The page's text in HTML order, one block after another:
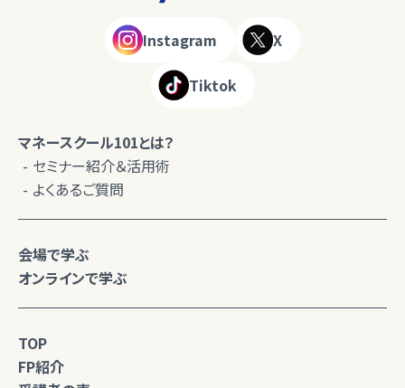
Instagram X
Tiktok
マネースクール101とは？
セミナー紹介＆活用術
よくあるご質問
会場で学ぶ
オンラインで学ぶ
TOP
FP紹介